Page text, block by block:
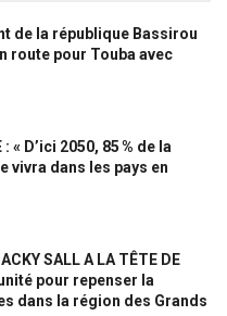
de la république Bassirou
route pour Touba avec
: « D’ici 2050, 85 % de la
vivra dans les pays en
SALL A LA TÊTE DE
pour repenser la
dans la région des Grands